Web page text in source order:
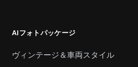
AIフォトパッケージ
ヴィンテージ＆車両スタイル